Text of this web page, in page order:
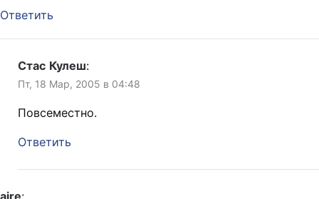
Ответить
Стас Кулеш:
Пт, 18 Мар, 2005 в 04:48
Повсеместно.
Ответить